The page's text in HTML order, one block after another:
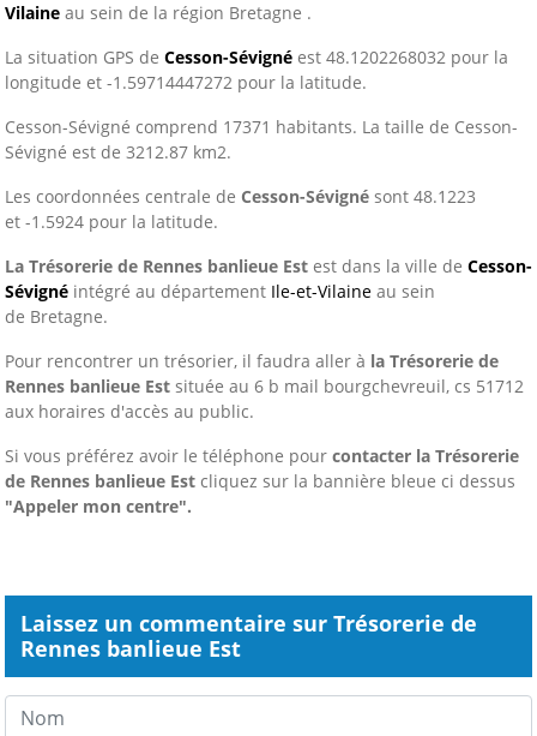
Vilaine au sein de la région Bretagne .
La situation GPS de Cesson-Sévigné est 48.1202268032 pour la
longitude et -1.59714447272 pour la latitude.
Cesson-Sévigné comprend 17371 habitants. La taille de Cesson-
Sévigné est de 3212.87 km2.
Les coordonnées centrale de Cesson-Sévigné sont 48.1223
et -1.5924 pour la latitude.
La Trésorerie de Rennes banlieue Est est dans la ville de Cesson-
Sévigné intégré au département Ile-et-Vilaine au sein
de Bretagne.
Pour rencontrer un trésorier, il faudra aller à la Trésorerie de
Rennes banlieue Est située au 6 b mail bourgchevreuil, cs 51712
aux horaires d'accès au public.
Si vous préférez avoir le téléphone pour contacter la Trésorerie
de Rennes banlieue Est cliquez sur la bannière bleue ci dessus
"Appeler mon centre".
Laissez un commentaire sur Trésorerie de
Rennes banlieue Est